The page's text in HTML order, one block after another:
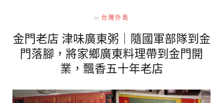
In 台灣外島
金門老店 津味廣東粥｜隨國軍部隊到金
門落腳，將家鄉廣東料理帶到金門開
業，飄香五十年老店